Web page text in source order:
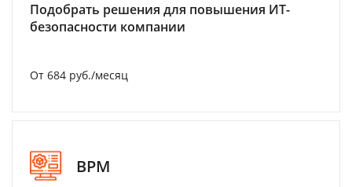
Подобрать решения для повышения ИТ-
безопасности компании
От 684 руб./месяц
BPM